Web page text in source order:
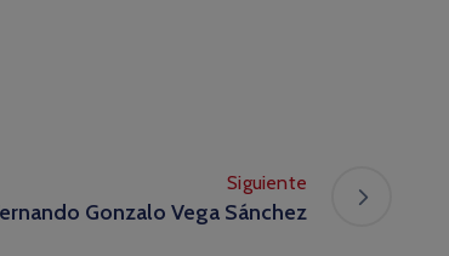
Siguiente
Gonzalo Vega Sánchez